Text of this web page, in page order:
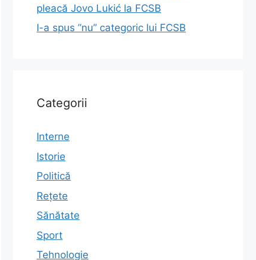
pleacă Jovo Lukić la FCSB
I-a spus ”nu” categoric lui FCSB
Categorii
Interne
Istorie
Politică
Rețete
Sănătate
Sport
Tehnologie